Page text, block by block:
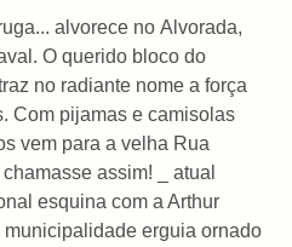
alvorece no Alvorada,
O querido bloco do
no radiante nome a força
Com pijamas e camisolas
vem para a velha Rua
assim! _ atual
esquina com a Arthur
municipalidade erguia ornado